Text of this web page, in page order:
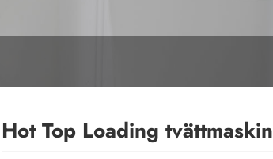
Hot Top Loading tvättmaskin